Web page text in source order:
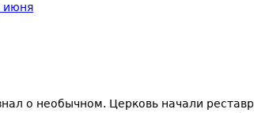
июня
о необычном. Церковь начали